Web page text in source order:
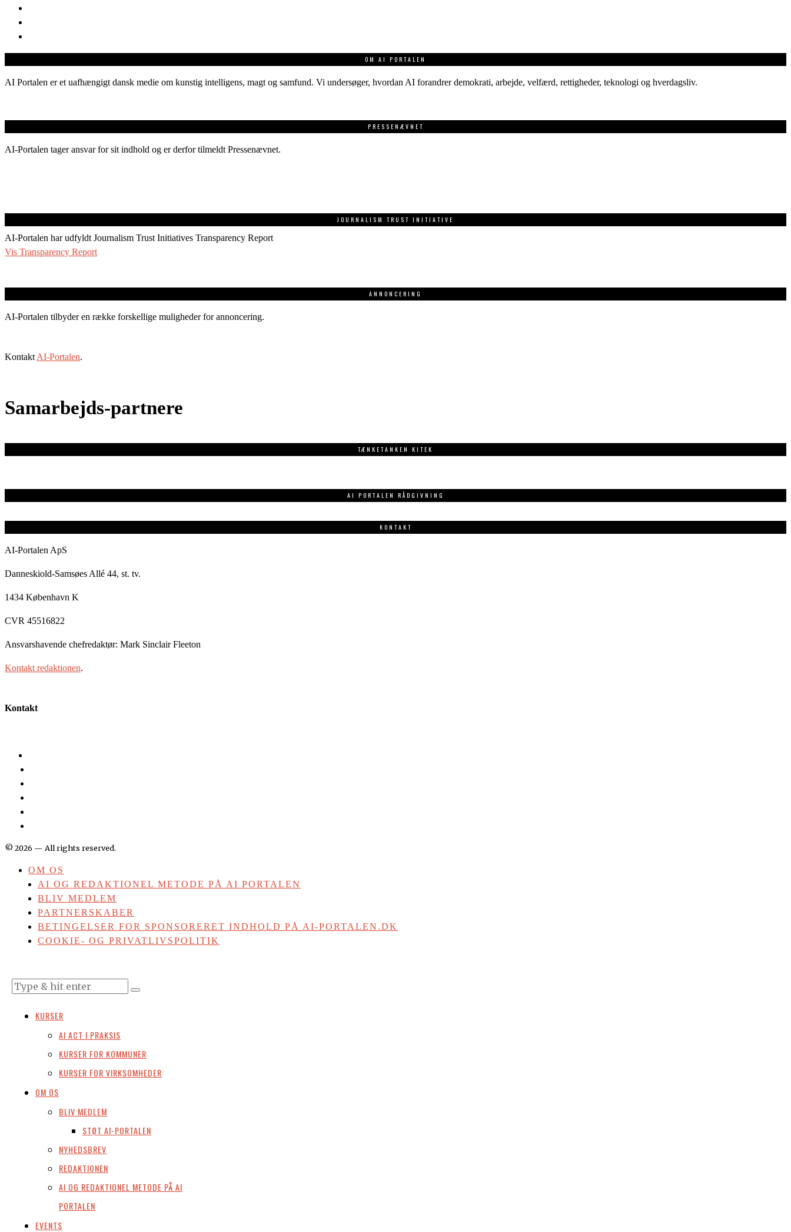
OM AI PORTALEN
AI Portalen er et uafhængigt dansk medie om kunstig intelligens, magt og samfund. Vi undersøger, hvordan AI forandrer demokrati, arbejde, velfærd, rettigheder, teknologi og hverdagsliv.
PRESSENÆVNET
AI-Portalen tager ansvar for sit indhold og er derfor tilmeldt Pressenævnet.
JOURNALISM TRUST INITIATIVE
AI-Portalen har udfyldt Journalism Trust Initiatives Transparency Report
Vis Transparency Report
ANNONCERING
AI-Portalen tilbyder en række forskellige muligheder for annoncering.
Kontakt AI-Portalen.
Samarbejds-partnere
TÆNKETANKEN KITEK
AI PORTALEN RÅDGIVNING
KONTAKT
AI-Portalen ApS
Danneskiold-Samsøes Allé 44, st. tv.
1434 København K
CVR 45516822
Ansvarshavende chefredaktør: Mark Sinclair Fleeton
Kontakt redaktionen.
Kontakt
©2026 — All rights reserved.
OM OS
AI OG REDAKTIONEL METODE PÅ AI PORTALEN
BLIV MEDLEM
PARTNERSKABER
BETINGELSER FOR SPONSORERET INDHOLD PÅ AI-PORTALEN.DK
COOKIE- OG PRIVATLIVSPOLITIK
KURSER
AI ACT I PRAKSIS
KURSER FOR KOMMUNER
KURSER FOR VIRKSOMHEDER
OM OS
BLIV MEDLEM
STØT AI-PORTALEN
NYHEDSBREV
REDAKTIONEN
AI OG REDAKTIONEL METODE PÅ AI
PORTALEN
EVENTS